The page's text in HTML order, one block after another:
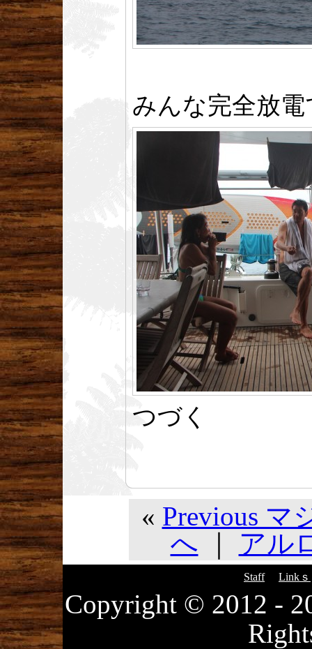
みんな完全放
つづく
« Previous マ
へ
アル
Staff Linkｓ
Copyright © 2012 -